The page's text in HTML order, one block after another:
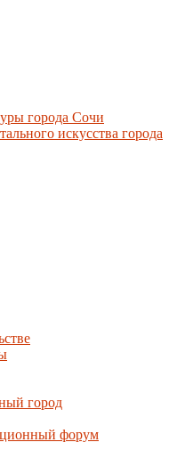
города Сочи
искусства города
город
форум